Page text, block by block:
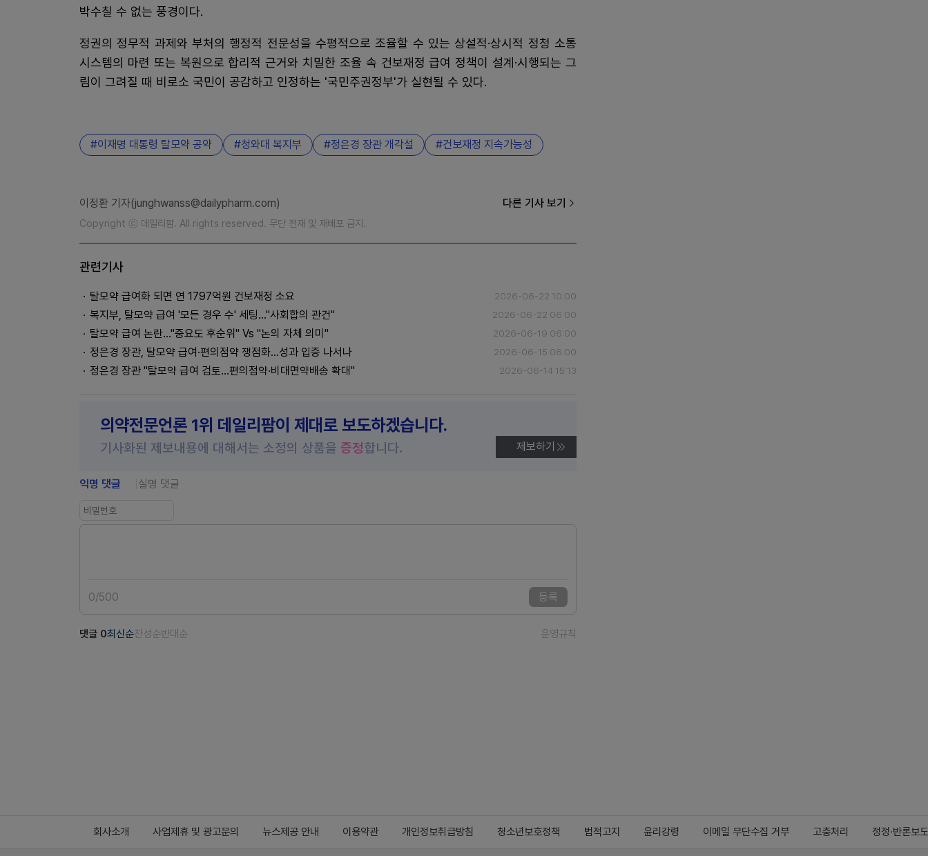
박수칠 수 없는 풍경이다.
정권의 정무적 과제와 부처의 행정적 전문성을 수평적으로 조율할 수 있는 상설적·상시적 정청 소통
시스템의 마련 또는 복원으로 합리적 근거와 치밀한 조율 속 건보재정 급여 정책이 설계·시행되는 그
림이 그려질 때 비로소 국민이 공감하고 인정하는 '국민주권정부'가 실현될 수 있다.
이재명 대통령 탈모약 공약 청와대 복지부 정은경 장관 개각설 건보재정 지속가능성
이정환 기자(junghwanss@dailypharm.com) 다른 기사 보기
Copyright ⓒ 데일리팜. All rights reserved. 무단 전재 및 재배포 금지.
관련기사
탈모약 급여화 되면 연 1797억원 건보재정 소요 2026-06-22 10:00
복지부, 탈모약 급여 '모든 경우 수' 세팅…"사회합의 관건" 2026-06-22 06:00
탈모약 급여 논란…"중요도 후순위" Vs "논의 자체 의미" 2026-06-19 06:00
정은경 장관, 탈모약 급여·편의점약 쟁점화…성과 입증 나서나 2026-06-15 06:00
정은경 장관 "탈모약 급여 검토…편의점약·비대면약배송 확대" 2026-06-14 15:13
의약전문언론 1위 데일리팜이 제대로 보도하겠습니다.
기사화된 제보내용에 대해서는 소정의 상품을 증정합니다. 제보하기
익명 댓글 실명 댓글
0/500 등록
댓글 0최신순찬성순반대순 운영규칙
회사소개 사업제휴 및 광고문의 뉴스제공 안내 이용약관 개인정보취급방침 청소년보호정책 법적고지 윤리강령 이메일 무단수집 거부 고충처리 정정·반론보도